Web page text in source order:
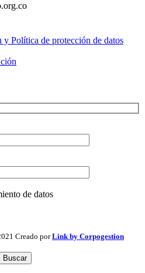
Política de protección de datos
de datos
Creado porLink by Corpogestion
Buscar